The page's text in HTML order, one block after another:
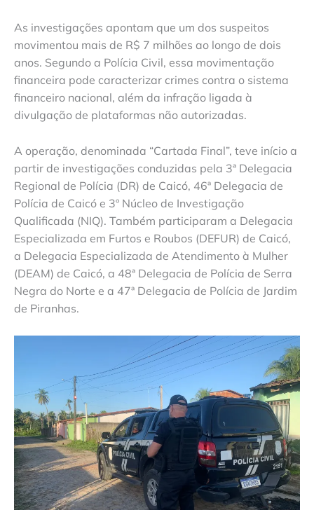
As investigações apontam que um dos suspeitos
movimentou mais de R$ 7 milhões ao longo de dois
anos. Segundo a Polícia Civil, essa movimentação
financeira pode caracterizar crimes contra o sistema
financeiro nacional, além da infração ligada à
divulgação de plataformas não autorizadas.
A operação, denominada “Cartada Final”, teve início a
partir de investigações conduzidas pela 3ª Delegacia
Regional de Polícia (DR) de Caicó, 46ª Delegacia de
Polícia de Caicó e 3º Núcleo de Investigação
Qualificada (NIQ). Também participaram a Delegacia
Especializada em Furtos e Roubos (DEFUR) de Caicó,
a Delegacia Especializada de Atendimento à Mulher
(DEAM) de Caicó, a 48ª Delegacia de Polícia de Serra
Negra do Norte e a 47ª Delegacia de Polícia de Jardim
de Piranhas.